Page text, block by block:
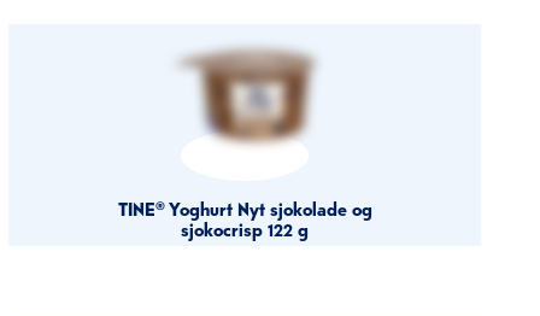
TINE® Yoghurt Nyt sjokolade og
sjokocrisp 122 g